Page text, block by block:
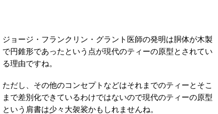
ジョージ・フランクリン・グラント医師の発明は胴体が木製
で円錐形であったという点が現代のティーの原型とされてい
る理由ですね。
ただし、その他のコンセプトなどはそれまでのティーとそこ
まで差別化できているわけではないので現代のティーの原型
という肩書は少々大袈裟かもしれませんね。